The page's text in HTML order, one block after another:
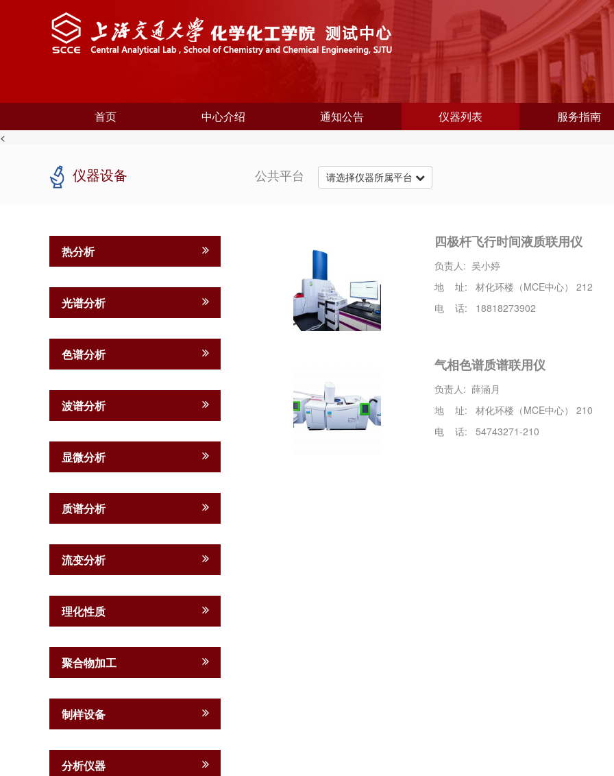
首页 中心介绍 通知公告 仪器列表 服务指南
<
仪器设备 公共平台 请选择仪器所属平台
热分析
光谱分析
色谱分析
波谱分析
显微分析
质谱分析
流变分析
理化性质
聚合物加工
制样设备
分析仪器
四极杆飞行时间液质联用仪
负责人: 吴小婷
地 址: 材化环楼（MCE中心） 212
电 话: 18818273902
气相色谱质谱联用仪
负责人: 薛涵月
地 址: 材化环楼（MCE中心） 210
电 话: 54743271-210